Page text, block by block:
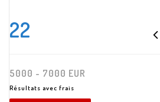
22
5000 - 7000 EUR
Résultats avec frais